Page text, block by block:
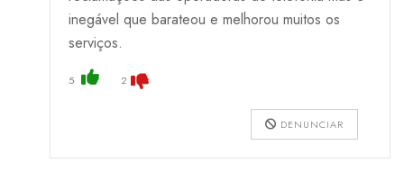
inegável que barateou e melhorou muitos os
serviços.
5 2
DENUNCIAR